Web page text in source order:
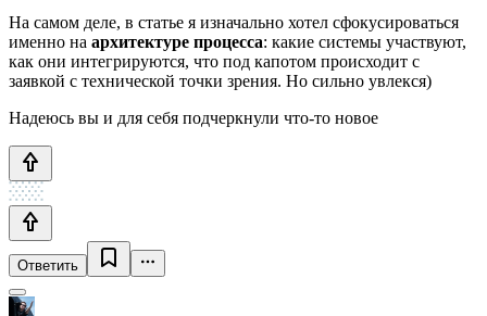
На самом деле, в статье я изначально хотел сфокусироваться
именно на архитектуре процесса: какие системы участвуют,
как они интегрируются, что под капотом происходит с
заявкой с технической точки зрения. Но сильно увлекся)
Надеюсь вы и для себя подчеркнули что-то новое
Ответить